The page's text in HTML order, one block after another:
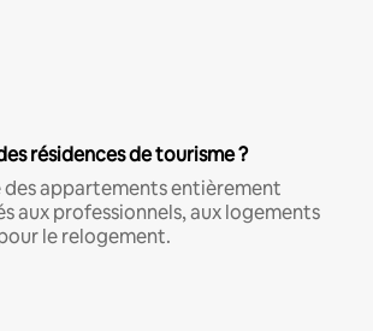
résidences de tourisme ?
appartements entièrement
aux professionnels, aux logements
le relogement.